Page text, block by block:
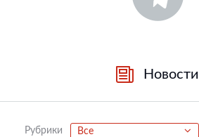
Новости
Рубрики Все